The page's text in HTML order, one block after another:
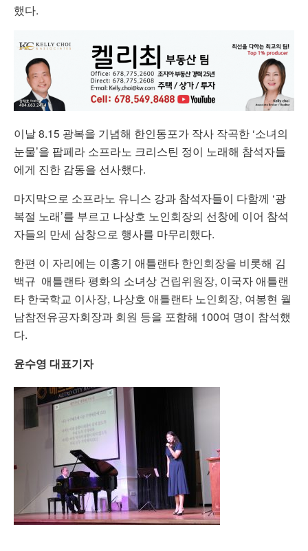
했다.
이날 8.15 광복을 기념해 한인동포가 작사 작곡한 ‘소녀의
눈물’을 팝페라 소프라노 크리스틴 정이 노래해 참석자들
에게 진한 감동을 선사했다.
마지막으로 소프라노 유니스 강과 참석자들이 다함께 ‘광
복절 노래’를 부르고 나상호 노인회장의 선창에 이어 참석
자들의 만세 삼창으로 행사를 마무리했다.
한편 이 자리에는 이홍기 애틀랜타 한인회장을 비롯해 김
백규 애틀랜타 평화의 소녀상 건립위원장, 이국자 애틀랜
타 한국학교 이사장, 나상호 애틀랜타 노인회장, 여봉현 월
남참전유공자회장과 회원 등을 포함해 100여 명이 참석했
다.
윤수영 대표기자